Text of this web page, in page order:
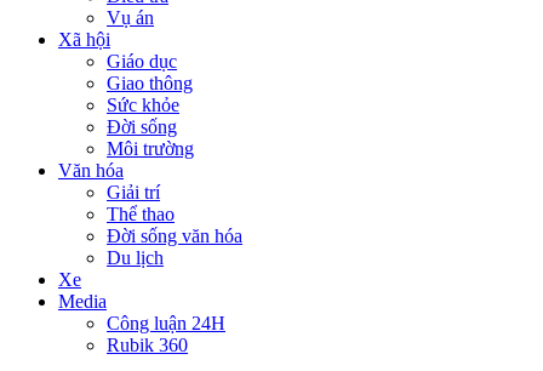
Vụ án
Xã hội
Giáo dục
Giao thông
Sức khỏe
Đời sống
Môi trường
Văn hóa
Giải trí
Thể thao
Đời sống văn hóa
Du lịch
Xe
Media
Công luận 24H
Rubik 360